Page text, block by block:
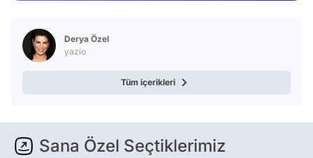
Derya Özel
yazio
Tüm içerikleri
Sana Özel Seçtiklerimiz